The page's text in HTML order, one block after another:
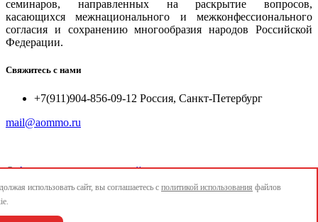
семинаров, направленных на раскрытие вопросов,
касающихся межнационального и межконфессионального
согласия и сохранению многообразия народов Российской
Федерации.
Свяжитесь с нами
+7(911)904-856-09-12 Россия, Санкт-Петербург
mail@aommo.ru
© Ассоциация организаций по реализации национальных
проектов и достижению национальных целей развития
использовать сайт, вы соглашаетесь с политикой использования файлов